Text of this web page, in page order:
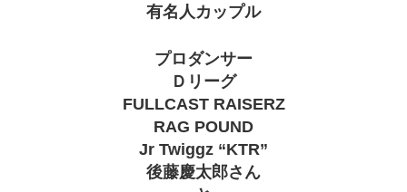
有名人カップル
プロダンサー
Ｄリーグ
FULLCAST RAISERZ
RAG POUND
Jr Twiggz “KTR”
後藤慶太郎さん